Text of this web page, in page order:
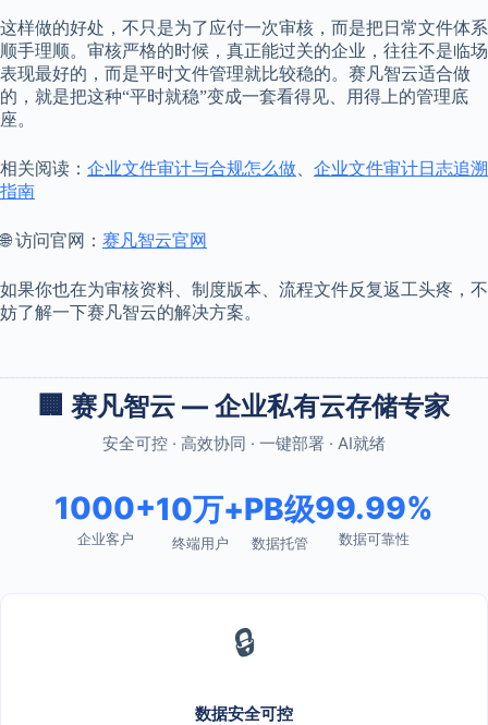
这样做的好处，不只是为了应付一次审核，而是把日常文件体系
顺手理顺。审核严格的时候，真正能过关的企业，往往不是临场
表现最好的，而是平时文件管理就比较稳的。赛凡智云适合做
的，就是把这种“平时就稳”变成一套看得见、用得上的管理底
座。
相关阅读： 企业文件审计与合规怎么做
企业文件审计日志追溯
指南
🌐 访问官网： 赛凡智云官网
如果你也在为审核资料、制度版本、流程文件反复返工头疼，不
妨了解一下赛凡智云的解决方案。
🏢 赛凡智云 — 企业私有云存储专家
安全可控 · 高效协同 · 一键部署 · AI就绪
1000+
企业客户
10万+
终端用户
PB级
数据托管
99.99%
数据可靠性
🔒
数据安全可控